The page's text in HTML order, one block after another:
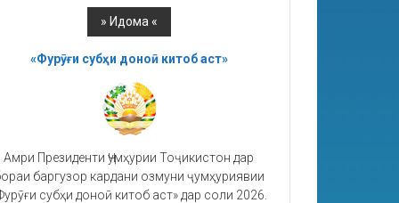
«Фурӯғи субҳи доноӣ китоб аст»
Амри Президенти Ҷумҳурии Тоҷикистон дар
баргузор кардани озмуни ҷумҳуриявии
субҳи доноӣ китоб аст» дар соли 2026.